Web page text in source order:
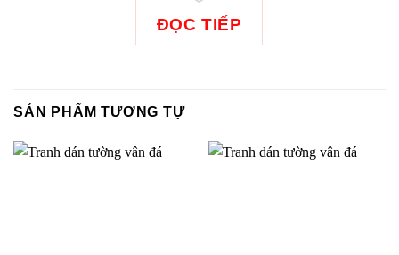
ĐỌC TIẾP
SẢN PHẨM TƯƠNG TỰ